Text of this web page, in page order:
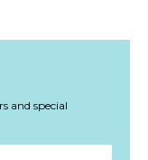
and special